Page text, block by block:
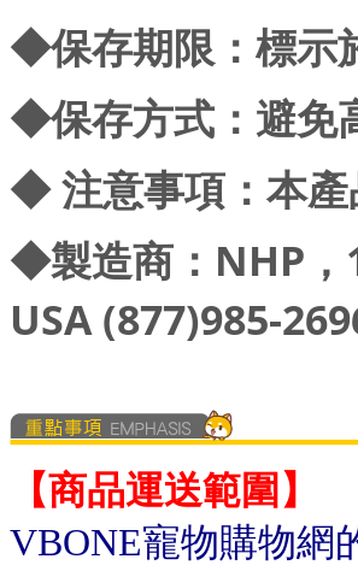
◆保存期限：標示
◆保存方式：避免
◆ 注意事項：本產
◆製造商：NHP，
USA (877)985-
【商品運送範圍】
VBONE寵物購物網